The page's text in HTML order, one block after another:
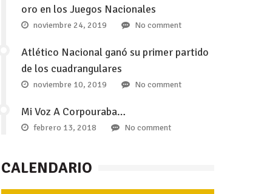
oro en los Juegos Nacionales
noviembre 24, 2019 No comment
Atlético Nacional ganó su primer partido
de los cuadrangulares
noviembre 10, 2019 No comment
Mi Voz A Corpouraba…
febrero 13, 2018 No comment
CALENDARIO